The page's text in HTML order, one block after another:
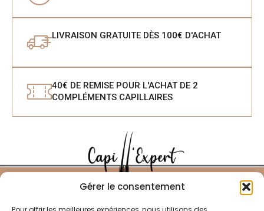
Gérer le consentement
LIVRAISON GRATUITE DÈS 100€ D'ACHAT
40€ DE REMISE POUR L'ACHAT DE 2
COMPLÉMENTS CAPILLAIRES